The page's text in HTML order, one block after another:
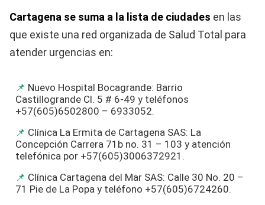
Cartagena se suma a la lista de ciudades en las
que existe una red organizada de Salud Total para
atender urgencias en:
Nuevo Hospital Bocagrande: Barrio
Castillogrande Cl. 5 # 6-49 y teléfonos
+57(605)6502800 – 6933052.
Clínica La Ermita de Cartagena SAS: La
Concepción Carrera 71b no. 31 – 103 y atención
telefónica por +57(605)3006372921.
Clínica Cartagena del Mar SAS: Calle 30 No. 20 –
71 Pie de La Popa y teléfono +57(605)6724260.